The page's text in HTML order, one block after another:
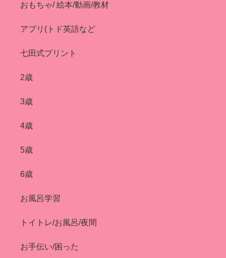
おもちゃ/ 絵本/動画/教材
アプリ(トド英語など
七田式プリント
2歳
3歳
4歳
5歳
6歳
お風呂学習
トイトレ/お風呂/夜間
お手伝い/困った